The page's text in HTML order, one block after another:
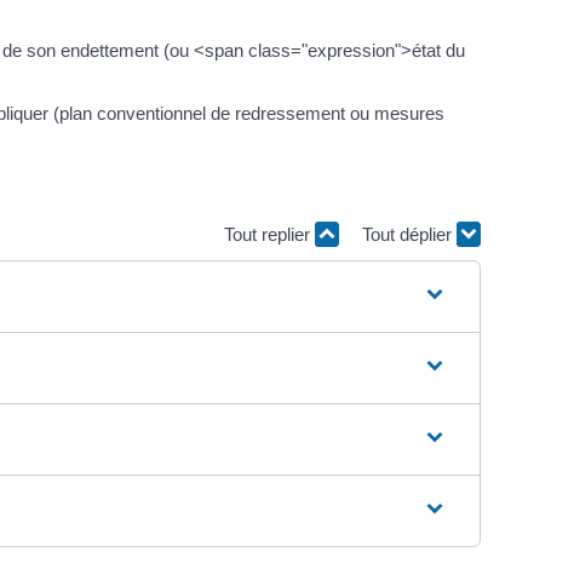
son endettement (ou <span class="expression">état du
(plan conventionnel de redressement ou mesures
Tout replier
Tout déplier